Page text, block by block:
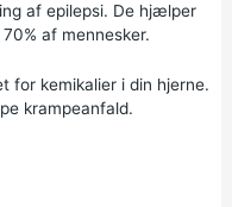
af epilepsi. De hjælper
af mennesker.
for kemikalier i din hjerne.
krampeanfald.